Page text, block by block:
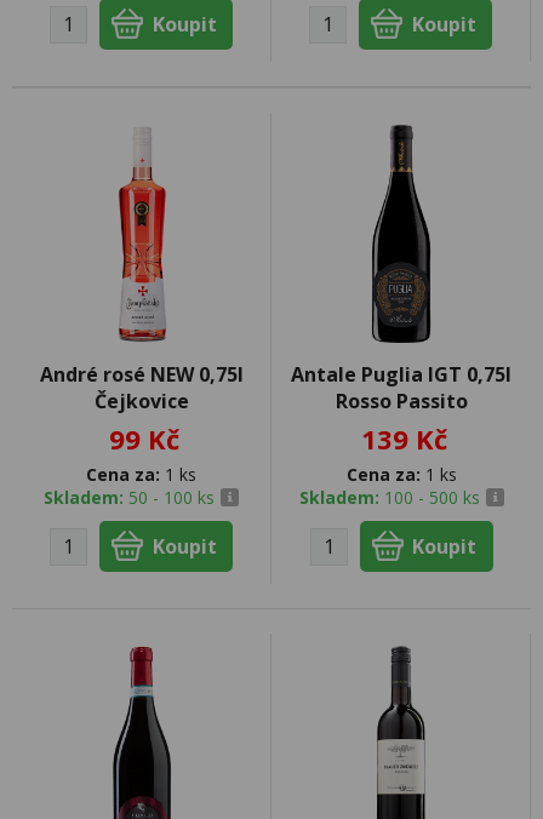
André rosé NEW 0,75l
Čejkovice
99 Kč
Cena za: 1 ks
Skladem: 50 - 100 ks
Antale Puglia IGT 0,75l
Rosso Passito
139 Kč
Cena za: 1 ks
Skladem: 100 - 500 ks